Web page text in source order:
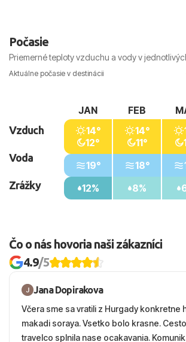
Počasie
Priemerné teploty vzduchu a vody v
Aktuálne počasie v destinácii
Vzduch
Voda
Zrážky
JAN
14°
12°
19°
12%
FEB
14°
11°
18°
8%
Čo o nás hovoria naši zákazníci
4.9/5
Jana Dopirakova
Včera sme sa vratili z Hurgady konkretne
makadi soraya. Vsetko bolo krasne.
travelco splnila nase ocakavania.